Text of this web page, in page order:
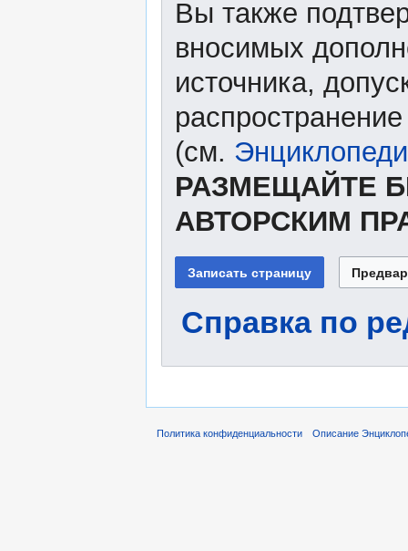
Вы также
вносимых
источника,
(см.
РАЗМЕЩАЙТЕ
АВТОРСКИМ
Справка по
Политика конфиденциальности Описание